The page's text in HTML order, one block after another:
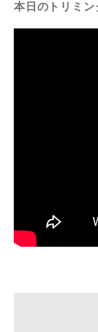
本日のトリミン